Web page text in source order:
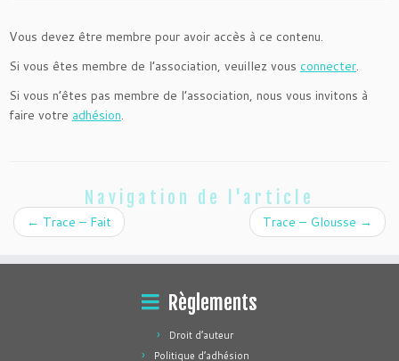
Vous devez être membre pour avoir accès à ce contenu.
Si vous êtes membre de l’association, veuillez vous connecter.
Si vous n’êtes pas membre de l’association, nous vous invitons à
faire votre adhésion.
Navigation de l'article
← Trace – Fait Trace – Glousse →
Règlements
Droit d’auteur
Politique d’adhésion